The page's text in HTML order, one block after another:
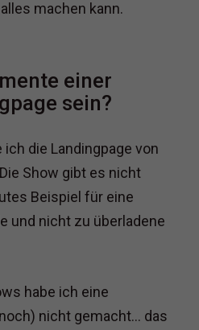
machen kann.
einer
sein?
die Landingpage von
Show gibt es nicht
Beispiel für eine
und nicht zu überladene
habe ich eine
nicht gemacht... das